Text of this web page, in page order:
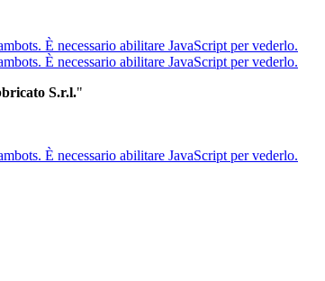
È necessario abilitare JavaScript per vederlo.
È necessario abilitare JavaScript per vederlo.
o S.r.l."
È necessario abilitare JavaScript per vederlo.